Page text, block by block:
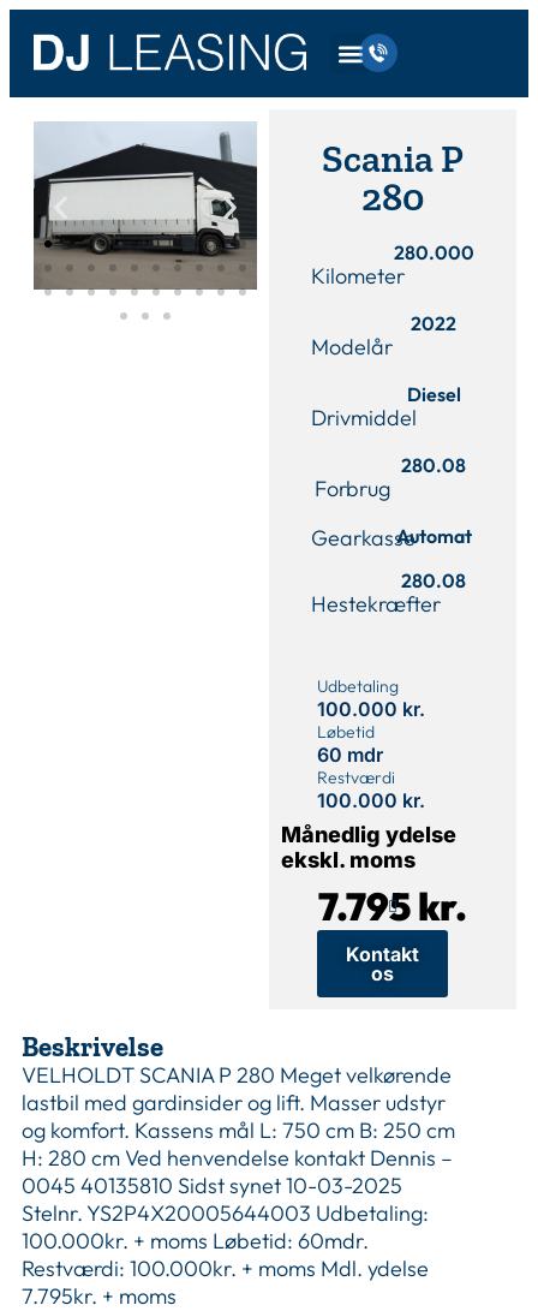
Scania P
280
Kilometer
280.000
Modelår
2022
Drivmiddel
Diesel
Forbrug
280.08
GearkasseAutomat
Hestekræfter
280.08
Udbetaling
100.000 kr.
Løbetid
60 mdr
Restværdi
100.000 kr.
Månedlig ydelse
ekskl. moms
7.795 kr.
Kontakt
os
Beskrivelse
VELHOLDT SCANIA P 280 Meget velkørende
lastbil med gardinsider og lift. Masser udstyr
og komfort. Kassens mål L: 750 cm B: 250 cm
H: 280 cm Ved henvendelse kontakt Dennis –
0045 40135810 Sidst synet 10-03-2025
Stelnr. YS2P4X20005644003 Udbetaling:
100.000kr. + moms Løbetid: 60mdr.
Restværdi: 100.000kr. + moms Mdl. ydelse
7.795kr. + moms